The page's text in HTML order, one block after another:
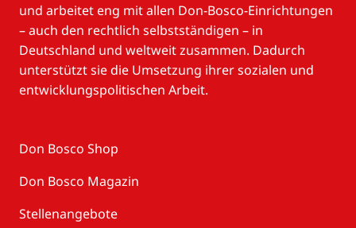
und arbeitet eng mit allen Don-Bosco-Einrichtungen
– auch den rechtlich selbstständigen – in
Deutschland und weltweit zusammen. Dadurch
unterstützt sie die Umsetzung ihrer sozialen und
entwicklungspolitischen Arbeit.
Don Bosco Shop
Don Bosco Magazin
Stellenangebote